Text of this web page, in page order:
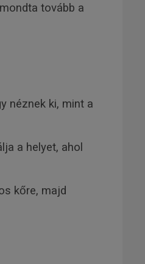
tovább a
néznek ki, mint a
a helyet, ahol
kőre, majd